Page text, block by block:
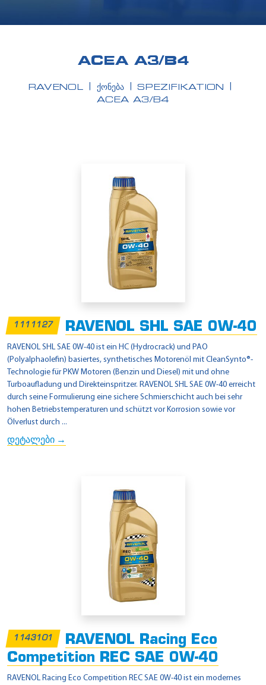
ACEA A3/B4
RAVENOL ᲥᲝᲜᲔᲑᲐ
SPEZIFIKATION
ACEA A3/B4
1111127 RAVENOL SHL SAE 0W-40
RAVENOL SHL SAE 0W-40 ist ein HC (Hydrocrack) und PAO
(Polyalphaolefin) basiertes, synthetisches Motorenöl mit CleanSynto®-
Technologie für PKW Motoren (Benzin und Diesel) mit und ohne
Turboaufladung und Direkteinspritzer. RAVENOL SHL SAE 0W-40 erreicht
durch seine Formulierung eine sichere Schmierschicht auch bei sehr
hohen Betriebstemperaturen und schützt vor Korrosion sowie vor
Ölverlust durch ...
დეტალები →
1143101
RAVENOL Racing Eco
Competition REC SAE 0W-40
RAVENOL Racing Eco Competition REC SAE 0W-40 ist ein modernes